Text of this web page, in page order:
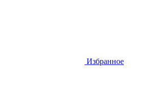
Избранное